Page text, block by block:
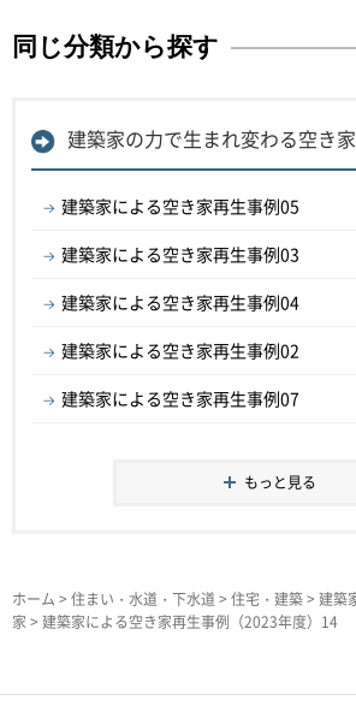
同じ分類から探す
建築家の力で生まれ変わる空き家
建築家による空き家再生事例05
建築家による空き家再生事例03
建築家による空き家再生事例04
建築家による空き家再生事例02
建築家による空き家再生事例07
もっと見る
ホーム > 住まい・水道・下水道 > 住宅・建築> 建築
家 > 建築家による空き家再生事例（2023年度）14